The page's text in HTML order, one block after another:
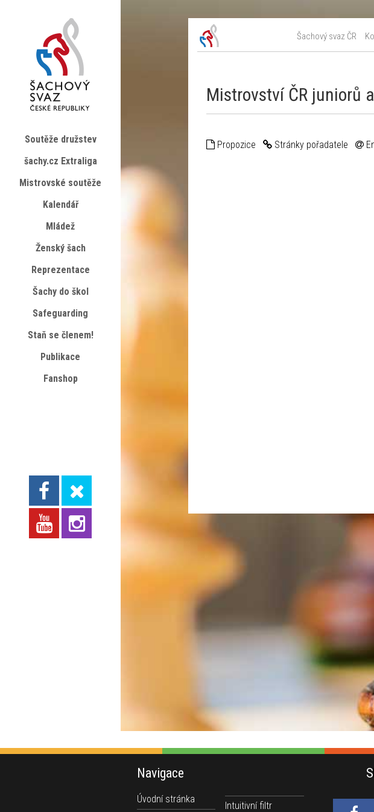
Šachový svaz ČR
Mistrovství ČR juniorů
Propozice Stránky pořadatele
Soutěže družstev
šachy.cz Extraliga
Mistrovské soutěže
Kalendář
Mládež
Ženský šach
Reprezentace
Šachy do škol
Safeguarding
Staň se členem!
Publikace
Fanshop
Navigace
Úvodní stránka
Intuitivní filtr